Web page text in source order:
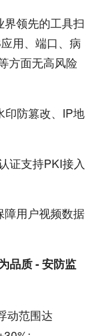
领先的工具扫
用、端口、病
方面无高风险
防篡改、IP地
支持PKI接入
用户视频数据
品质 - 安防监
范围达